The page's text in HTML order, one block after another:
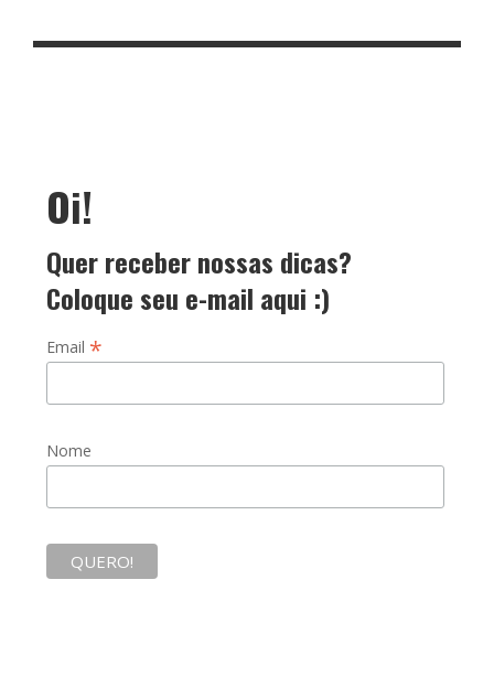
Oi!
Quer receber nossas dicas?
Coloque seu e-mail aqui :)
Email *
Nome